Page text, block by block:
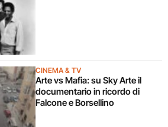
CINEMA & TV
Arte vs Mafia: su Sky Arte il
documentario in ricordo di
Falcone e Borsellino